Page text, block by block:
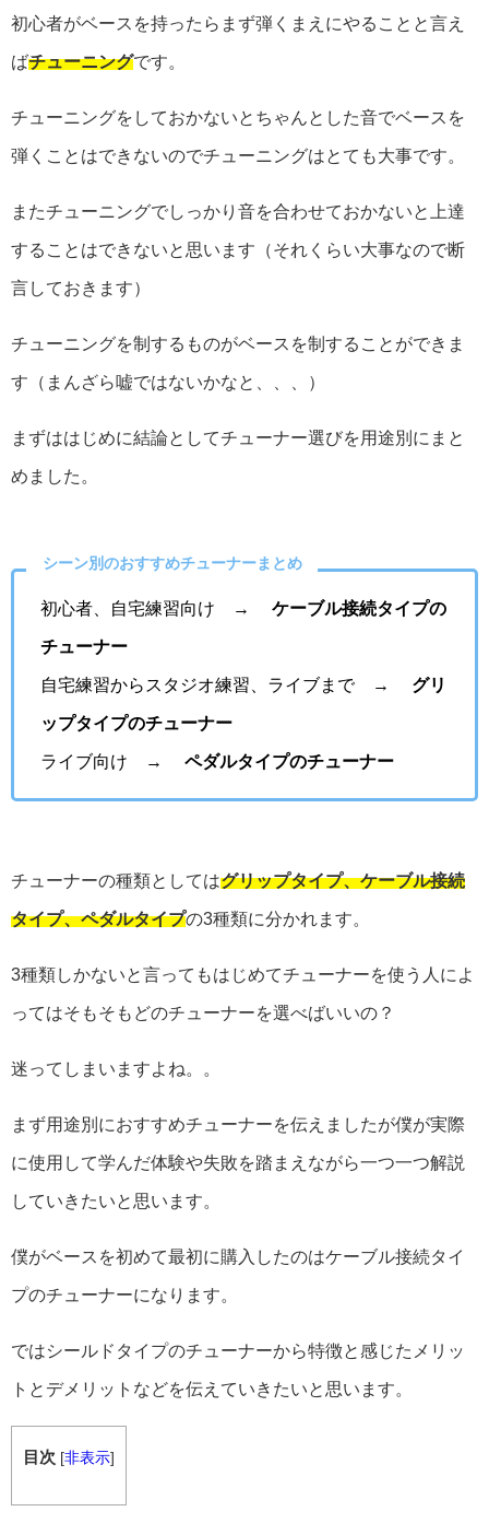
初心者がベースを持ったらまず弾くまえにやることと言え
ばチューニングです。
チューニングをしておかないとちゃんとした音でベースを
弾くことはできないのでチューニングはとても大事です。
またチューニングでしっかり音を合わせておかないと上達
することはできないと思います（それくらい大事なので断
言しておきます）
チューニングを制するものがベースを制することができま
す（まんざら嘘ではないかなと、、、）
まずははじめに結論としてチューナー選びを用途別にまと
めました。
シーン別のおすすめチューナーまとめ
初心者、自宅練習向け → ケーブル接続タイプの
チューナー
自宅練習からスタジオ練習、ライブまで → グリ
ップタイプのチューナー
ライブ向け → ペダルタイプのチューナー
チューナーの種類としてはグリップタイプ、ケーブル接続
タイプ、ペダルタイプの3種類に分かれます。
3種類しかないと言ってもはじめてチューナーを使う人によ
ってはそもそもどのチューナーを選べばいいの？
迷ってしまいますよね。。
まず用途別におすすめチューナーを伝えましたが僕が実際
に使用して学んだ体験や失敗を踏まえながら一つ一つ解説
していきたいと思います。
僕がベースを初めて最初に購入したのはケーブル接続タイ
プのチューナーになります。
ではシールドタイプのチューナーから特徴と感じたメリッ
トとデメリットなどを伝えていきたいと思います。
目次 [非表示]